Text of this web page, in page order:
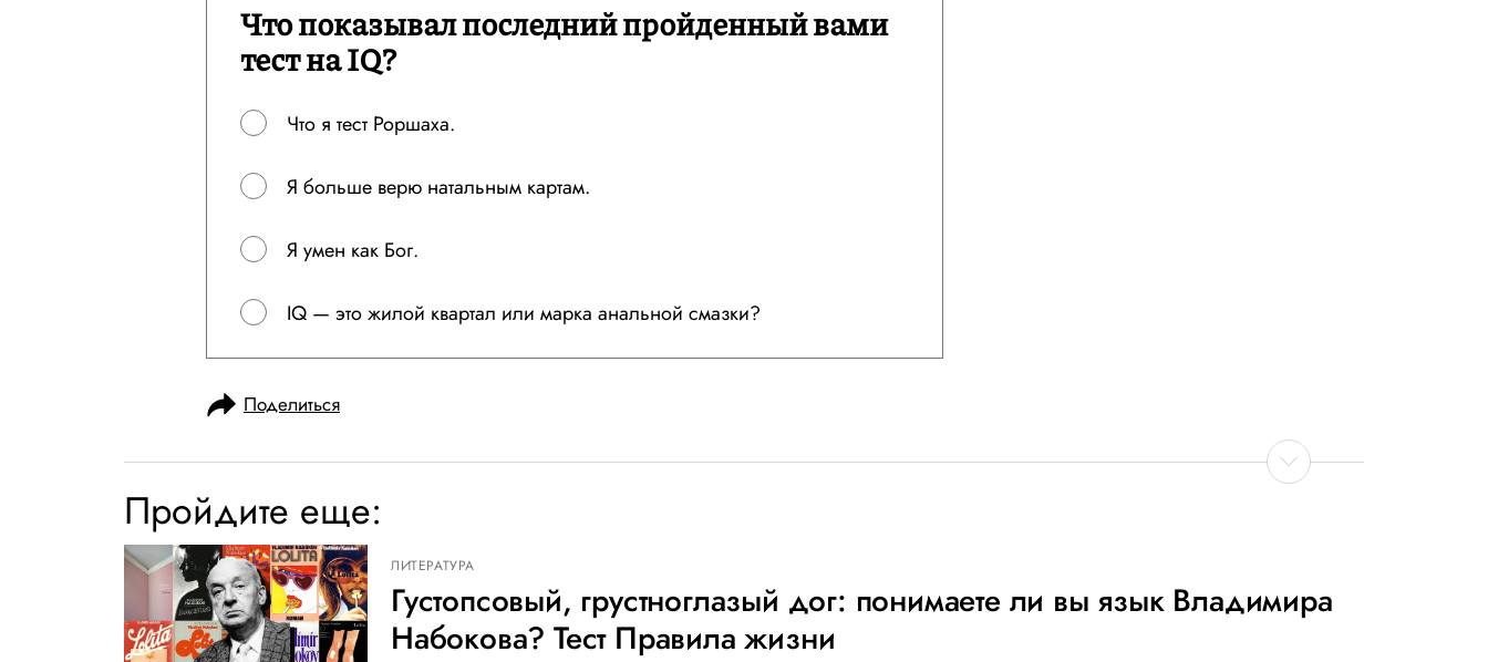
Что показывал последний пройденный вами
тест на IQ?
Что я тест Роршаха.
Я больше верю натальным картам.
Я умен как Бог.
IQ — это жилой квартал или марка анальной смазки?
Поделиться
Пройдите еще:
ЛИТЕРАТУРА
Густопсовый, грустноглазый дог: понимаете ли вы язык Владимира
Набокова? Тест Правила жизни